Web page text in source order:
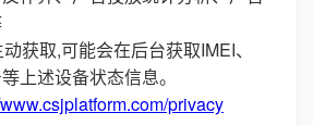
获取,可能会在后台获取IMEI、
上述设备状态信息。
privacy